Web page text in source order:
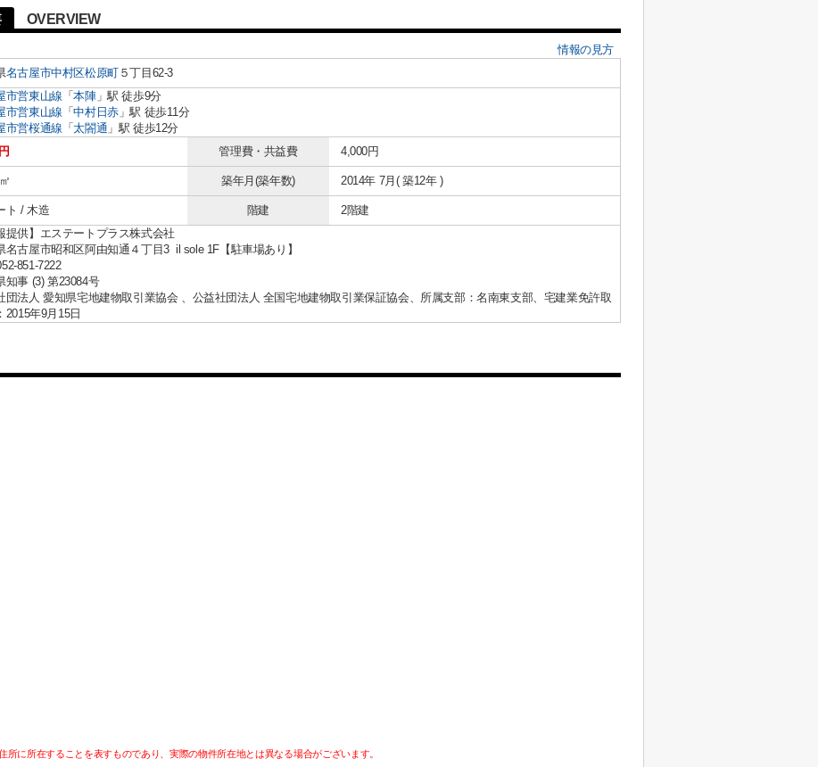
OVERVIEW
情報の見方
名古屋市中村区松原町５丁目62-3
市営東山線 「本陣」駅 徒歩9分
市営東山線 「中村日赤」駅 徒歩11分
市営桜通線 「太閤通 」駅 徒歩12分
管理費・共益費 4,000円
築年月(築年数) 2014年 7月( 築12年 )
ト / 木造 階建 2階建
提供】エステートプラス株式会社
名古屋市昭和区阿由知通４丁目3 il sole 1F【駐車場あり】
851-7222
知事 (3) 第23084号
団法人 愛知県宅地建物取引業協会 、公益社団法人 全国宅地建物取引業保証協会、所属支部：名南東支部、宅建業免許取
2015年9月15日
に所在することを表すものであり、実際の物件所在地とは異なる場合がございます。